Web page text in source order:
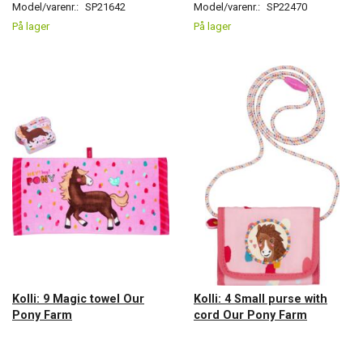
Model/varenr.: SP21642
På lager
Model/varenr.: SP22470
På lager
Kolli: 9 Magic towel Our
Pony Farm
Kolli: 4 Small purse with
cord Our Pony Farm